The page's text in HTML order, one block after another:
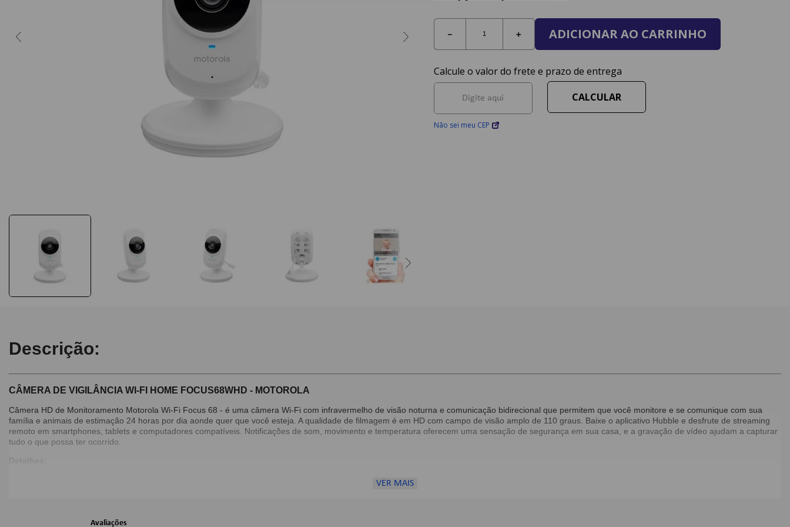
＋
－ ADICIONAR AO CARRINHO
Não sei meu CEP
Descrição:
CÂMERA DE VIGILÂNCIA WI-FI HOME FOCUS68WHD - MOTOROLA
Câmera HD de Monitoramento Motorola Wi-Fi Focus 68 - é uma câmera Wi-Fi com infravermelho de visão noturna e comunicação bidirecional que permitem que você monitore e se comunique com sua
família e animais de estimação 24 horas por dia aonde quer que você esteja. A qualidade de filmagem é em HD com campo de visão amplo de 110 graus. Baixe o aplicativo Hubble e desfrute de streaming
remoto em smartphones, tablets e computadores compatíveis. Notificações de som, movimento e temperatura oferecem uma sensação de segurança em sua casa, e a gravação de vídeo ajudam a capturar
tudo o que possa ter ocorrido.
Aplicativo Hubble para smartphones;
VER MAIS
Avaliações
caderno